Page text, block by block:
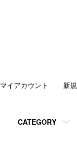
CATEGORY
マイアカウント 新